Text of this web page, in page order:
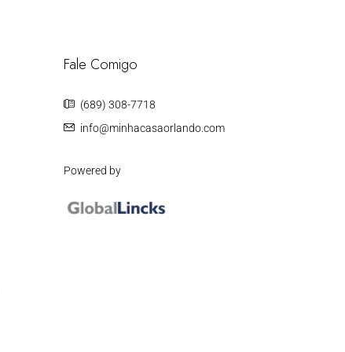
Fale Comigo
(689) 308-7718
info@minhacasaorlando.com
Powered by